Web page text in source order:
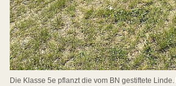
Die Klasse 5e pflanzt die vom BN gestiftete